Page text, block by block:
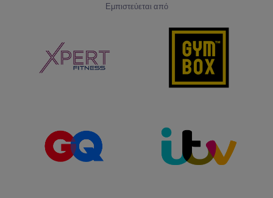
Εμπιστεύεται από